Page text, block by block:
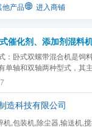
他产品
进入商铺
：卧式双螺带混合机是饲
单轴和双轴两种型式，其
分等组成。它在翻动和混
一端，卧式混合机一般设
门，分别有小开门、大开
造科技有限公司
机,包装机,除尘器,输送机,